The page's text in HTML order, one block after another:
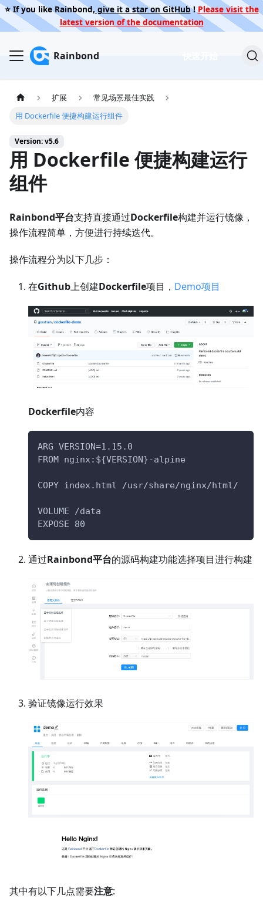
⭐️ If you like Rainbond, give it a star on GitHub!Please visit the
latest version of the documentation
Rainbond
扩展
常见场景最佳实践
用 Dockerfile 便捷构建运行组件
Version: v5.6
用 Dockerfile 便捷构建运行
组件
Rainbond平台支持直接通过Dockerfile构建并运行镜像，
操作流程简单，方便进行持续迭代。
操作流程分为以下几步：
在Github上创建Dockerfile项目， Demo项目
Dockerfile内容
ARG VERSION=1.15.0
FROM nginx:${VERSION}-alpine
COPY index.html /usr/share/nginx/html/
VOLUME /data
EXPOSE 80
通过Rainbond平台的源码构建功能选择项目进行构建
验证镜像运行效果
其中有以下几点需要注意: